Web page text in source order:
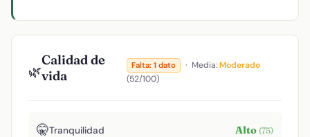
🌿
Calidad de
vida
Falta: 1 dato · Media:Moderado
(52/100)
🤫Tranquilidad Alto (75)